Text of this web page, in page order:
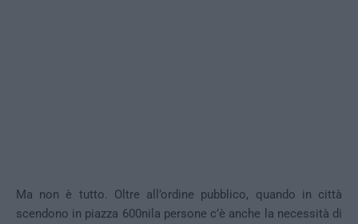
Ma non è tutto. Oltre all’ordine pubblico, quando in città
scendono in piazza 600nila persone c’è anche la necessità di